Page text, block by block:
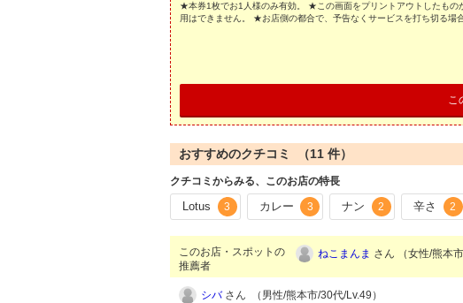
★本券1枚でお1人様のみ有効。 ★この画面をプリントアウトしたも
用はできません。 ★お店側の都合で、予告なくサービスを打ち切る場
こ
おすすめのクチコミ （11 件）
クチコミからみる、このお店の特長
Lotus 3 カレー 3 ナン 2 辛さ 2
このお店・スポットの
推薦者
ねこまんま さん （女性/熊本
シバさん （男性/熊本市/30代/Lv.49）